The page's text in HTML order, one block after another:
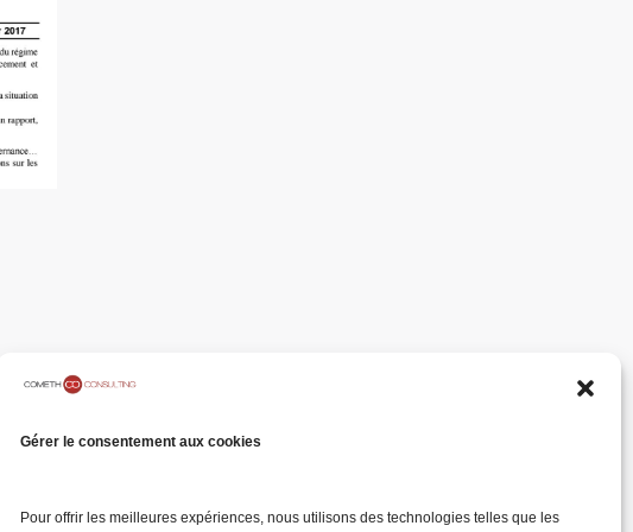
Gérer le consentement aux cookies
Pour offrir les meilleures expériences, nous utilisons des technologies telles que les